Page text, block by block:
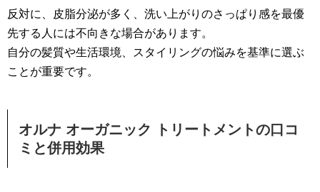
反対に、皮脂分泌が多く、洗い上がりのさっぱり感を最優
先する人には不向きな場合があります。
自分の髪質や生活環境、スタイリングの悩みを基準に選ぶ
ことが重要です。
オルナ オーガニック トリートメントの口コ
ミと併用効果